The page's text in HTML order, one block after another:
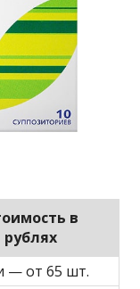
в
рублях
— от 65 шт.